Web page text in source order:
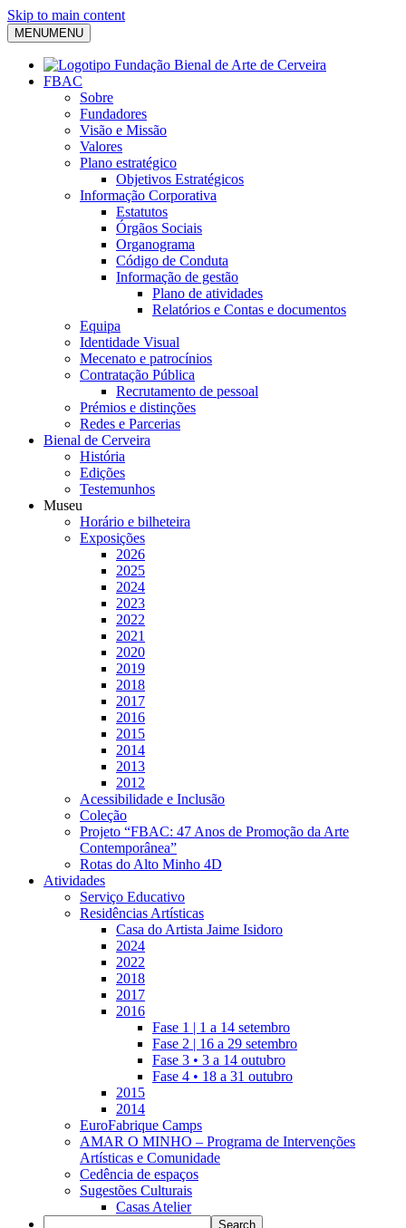
Skip to main content
MENUMENU
FBAC
Sobre
Fundadores
Visão e Missão
Valores
Plano estratégico
Objetivos Estratégicos
Informação Corporativa
Estatutos
Órgãos Sociais
Organograma
Código de Conduta
Informação de gestão
Plano de atividades
Relatórios e Contas e documentos
Equipa
Identidade Visual
Mecenato e patrocínios
Contratação Pública
Recrutamento de pessoal
Prémios e distinções
Redes e Parcerias
Bienal de Cerveira
História
Edições
Testemunhos
Museu
Horário e bilheteira
Exposições
2026
2025
2024
2023
2022
2021
2020
2019
2018
2017
2016
2015
2014
2013
2012
Acessibilidade e Inclusão
Coleção
Projeto “FBAC: 47 Anos de Promoção da Arte
Contemporânea”
Rotas do Alto Minho 4D
Atividades
Serviço Educativo
Residências Artísticas
Casa do Artista Jaime Isidoro
2024
2022
2018
2017
2016
Fase 1 | 1 a 14 setembro
Fase 2 | 16 a 29 setembro
Fase 3 • 3 a 14 outubro
Fase 4 • 18 a 31 outubro
2015
2014
EuroFabrique Camps
AMAR O MINHO – Programa de Intervenções
Artísticas e Comunidade
Cedência de espaços
Sugestões Culturais
Casas Atelier